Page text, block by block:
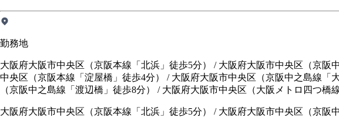
勤務地
大阪府大阪市中央区（京阪本線「北浜」徒歩5分） / 大阪府大阪市中央区（京
中央区（京阪本線「淀屋橋」徒歩4分） / 大阪府大阪市中央区（京阪中之島線
（京阪中之島線「渡辺橋」徒歩8分） / 大阪府大阪市中央区（大阪メトロ四つ橋
大阪府大阪市中央区（京阪本線「北浜」徒歩5分） / 大阪府大阪市中央区（京阪